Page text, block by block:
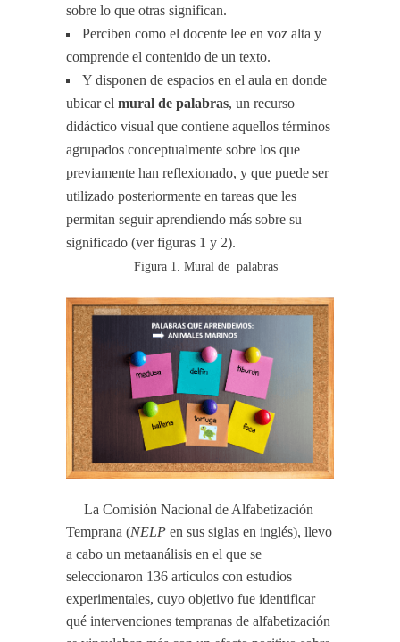
sobre lo que otras significan.
Perciben como el docente lee en voz alta y
comprende el contenido de un texto.
Y disponen de espacios en el aula en donde
ubicar el mural de palabras, un recurso
didáctico visual que contiene aquellos términos
agrupados conceptualmente sobre los que
previamente han reflexionado, y que puede ser
utilizado posteriormente en tareas que les
permitan seguir aprendiendo más sobre su
significado (ver figuras 1 y 2).
Figura 1. Mural de palabras
La Comisión Nacional de Alfabetización
Temprana (NELP en sus siglas en inglés), llevo
a cabo un metaanálisis en el que se
seleccionaron 136 artículos con estudios
experimentales, cuyo objetivo fue identificar
qué intervenciones tempranas de alfabetización